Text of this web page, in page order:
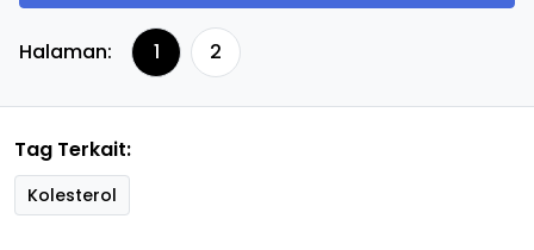
Halaman: 1 2
Tag Terkait:
Kolesterol